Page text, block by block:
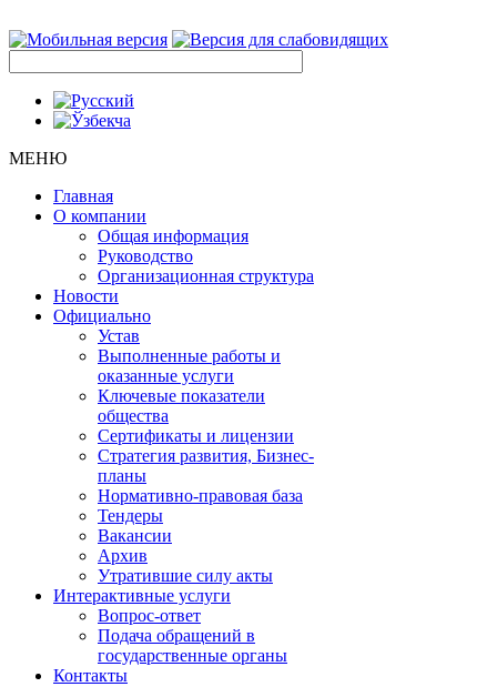
МЕНЮ
Главная
О компании
Общая информация
Руководство
Организационная структура
Новости
Официально
Устав
Выполненные работы и
оказанные услуги
Ключевые показатели
общества
Сертификаты и лицензии
Стратегия развития, Бизнес-
планы
Нормативно-правовая база
Тендеры
Вакансии
Архив
Утратившие силу акты
Интерактивные услуги
Вопрос-ответ
Подача обращений в
государственные органы
Контакты